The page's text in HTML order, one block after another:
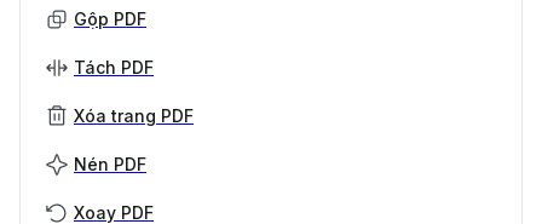
Gộp PDF
Tách PDF
Xóa trang PDF
Nén PDF
Xoay PDF